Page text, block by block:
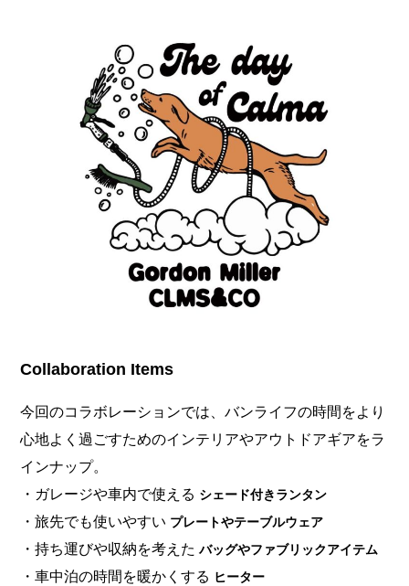
Collaboration Items
今回のコラボレーションでは、バンライフの時間をより
心地よく過ごすためのインテリアやアウトドアギアをラ
インナップ。
・ガレージや車内で使える シェード付きランタン
・旅先でも使いやすい プレートやテーブルウェア
・持ち運びや収納を考えたバッグやファブリックアイテム
・車中泊の時間を暖かくする ヒーター